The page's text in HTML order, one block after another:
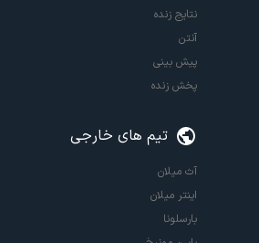
نتایج زنده
آنتن
پیش بینی
پخش زنده
تیم های خارجی
آث میلان
اینتر میلان
بارسلونا